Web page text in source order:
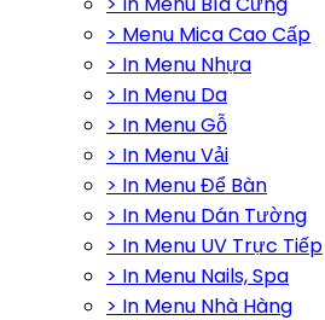
> Menu Mica Cao Cấp
> In Menu Nhựa
> In Menu Da
> In Menu Gỗ
> In Menu Vải
> In Menu Để Bàn
> In Menu Dán Tường
> In Menu UV Trực Tiếp
> In Menu Nails, Spa
> In Menu Nhà Hàng